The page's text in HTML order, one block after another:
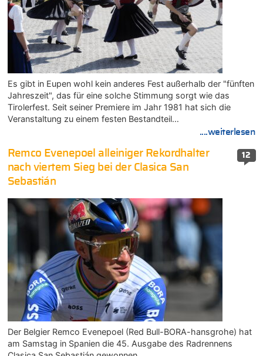
Es gibt in Eupen wohl kein anderes Fest außerhalb der "fünften
Jahreszeit", das für eine solche Stimmung sorgt wie das
Tirolerfest. Seit seiner Premiere im Jahr 1981 hat sich die
Veranstaltung zu einem festen Bestandteil…
....weiterlesen
12
Remco Evenepoel alleiniger Rekordhalter
nach viertem Sieg bei der Clasica San
Sebastián
Der Belgier Remco Evenepoel (Red Bull-BORA-hansgrohe) hat
am Samstag in Spanien die 45. Ausgabe des Radrennens